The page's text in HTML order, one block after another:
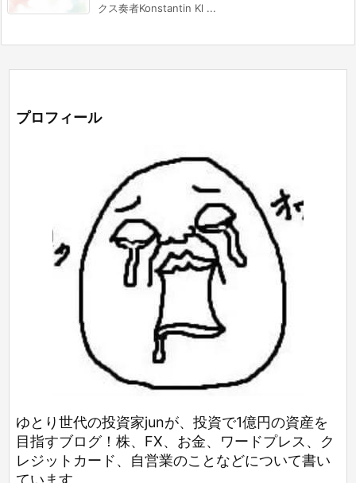
クス奏者Konstantin Kl ...
プロフィール
ゆとり世代の投資家junが、投資で1億円の資産を
目指すブログ！株、FX、お金、ワードプレス、ク
レジットカード、自営業のことなどについて書い
ています。